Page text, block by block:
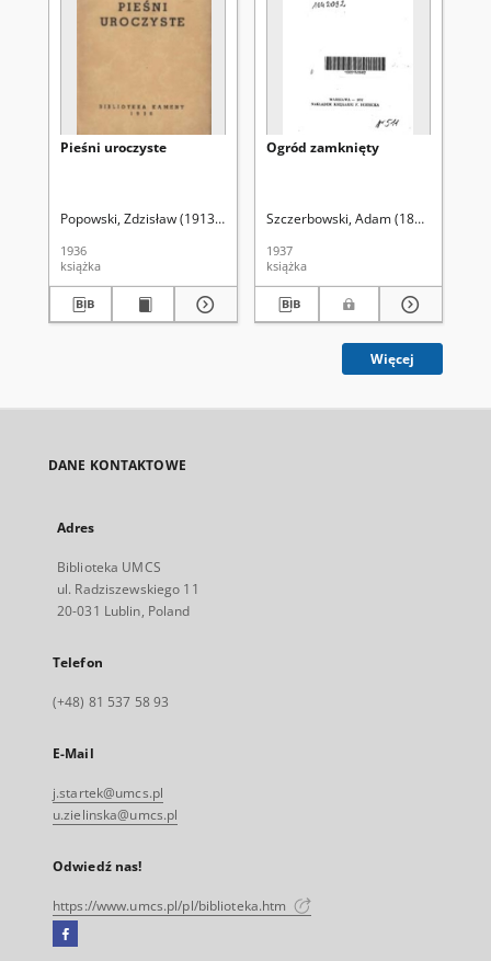
Pieśni uroczyste
Popowski, Zdzisław (1913-1980)
1936
książka
Ogród zamknięty
Szczerbowski, Adam (1894-1956)
1937
książka
Więcej
DANE KONTAKTOWE
Adres
Biblioteka UMCS
ul. Radziszewskiego 11
20-031 Lublin, Poland
Telefon
(+48) 81 537 58 93
E-Mail
j.startek@umcs.pl
u.zielinska@umcs.pl
Odwiedź nas!
https://www.umcs.pl/pl/biblioteka.htm
Facebook